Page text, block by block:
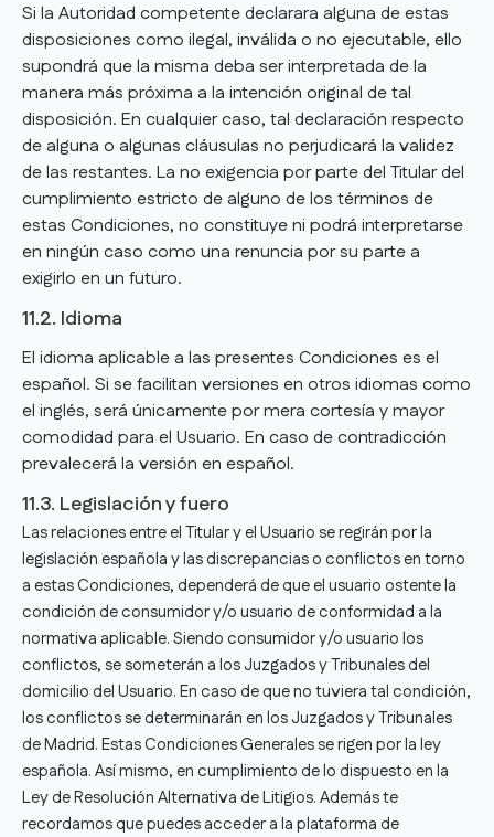
Si la Autoridad competente declarara alguna de estas
disposiciones como ilegal, inválida o no ejecutable, ello
supondrá que la misma deba ser interpretada de la
manera más próxima a la intención original de tal
disposición. En cualquier caso, tal declaración respecto
de alguna o algunas cláusulas no perjudicará la validez
de las restantes. La no exigencia por parte del Titular del
cumplimiento estricto de alguno de los términos de
estas Condiciones, no constituye ni podrá interpretarse
en ningún caso como una renuncia por su parte a
exigirlo en un futuro.
11.2. Idioma
El idioma aplicable a las presentes Condiciones es el
español. Si se facilitan versiones en otros idiomas como
el inglés, será únicamente por mera cortesía y mayor
comodidad para el Usuario. En caso de contradicción
prevalecerá la versión en español.
11.3. Legislación y fuero
Las relaciones entre el Titular y el Usuario se regirán por la
legislación española y las discrepancias o conflictos en torno
a estas Condiciones, dependerá de que el usuario ostente la
condición de consumidor y/o usuario de conformidad a la
normativa aplicable. Siendo consumidor y/o usuario los
conflictos, se someterán a los Juzgados y Tribunales del
domicilio del Usuario. En caso de que no tuviera tal condición,
los conflictos se determinarán en los Juzgados y Tribunales
de Madrid. Estas Condiciones Generales se rigen por la ley
española. Así mismo, en cumplimiento de lo dispuesto en la
Ley de Resolución Alternativa de Litigios. Además te
recordamos que puedes acceder a la plataforma de